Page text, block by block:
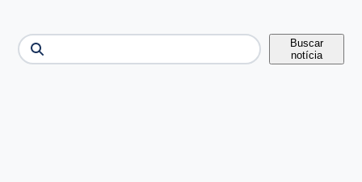
Buscar
Buscar
notícia